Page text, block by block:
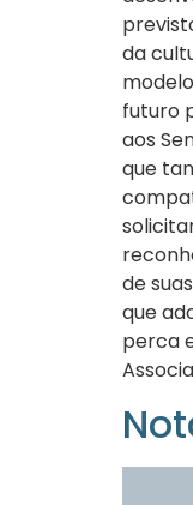
da
futuro
aos
que
de
que
perca